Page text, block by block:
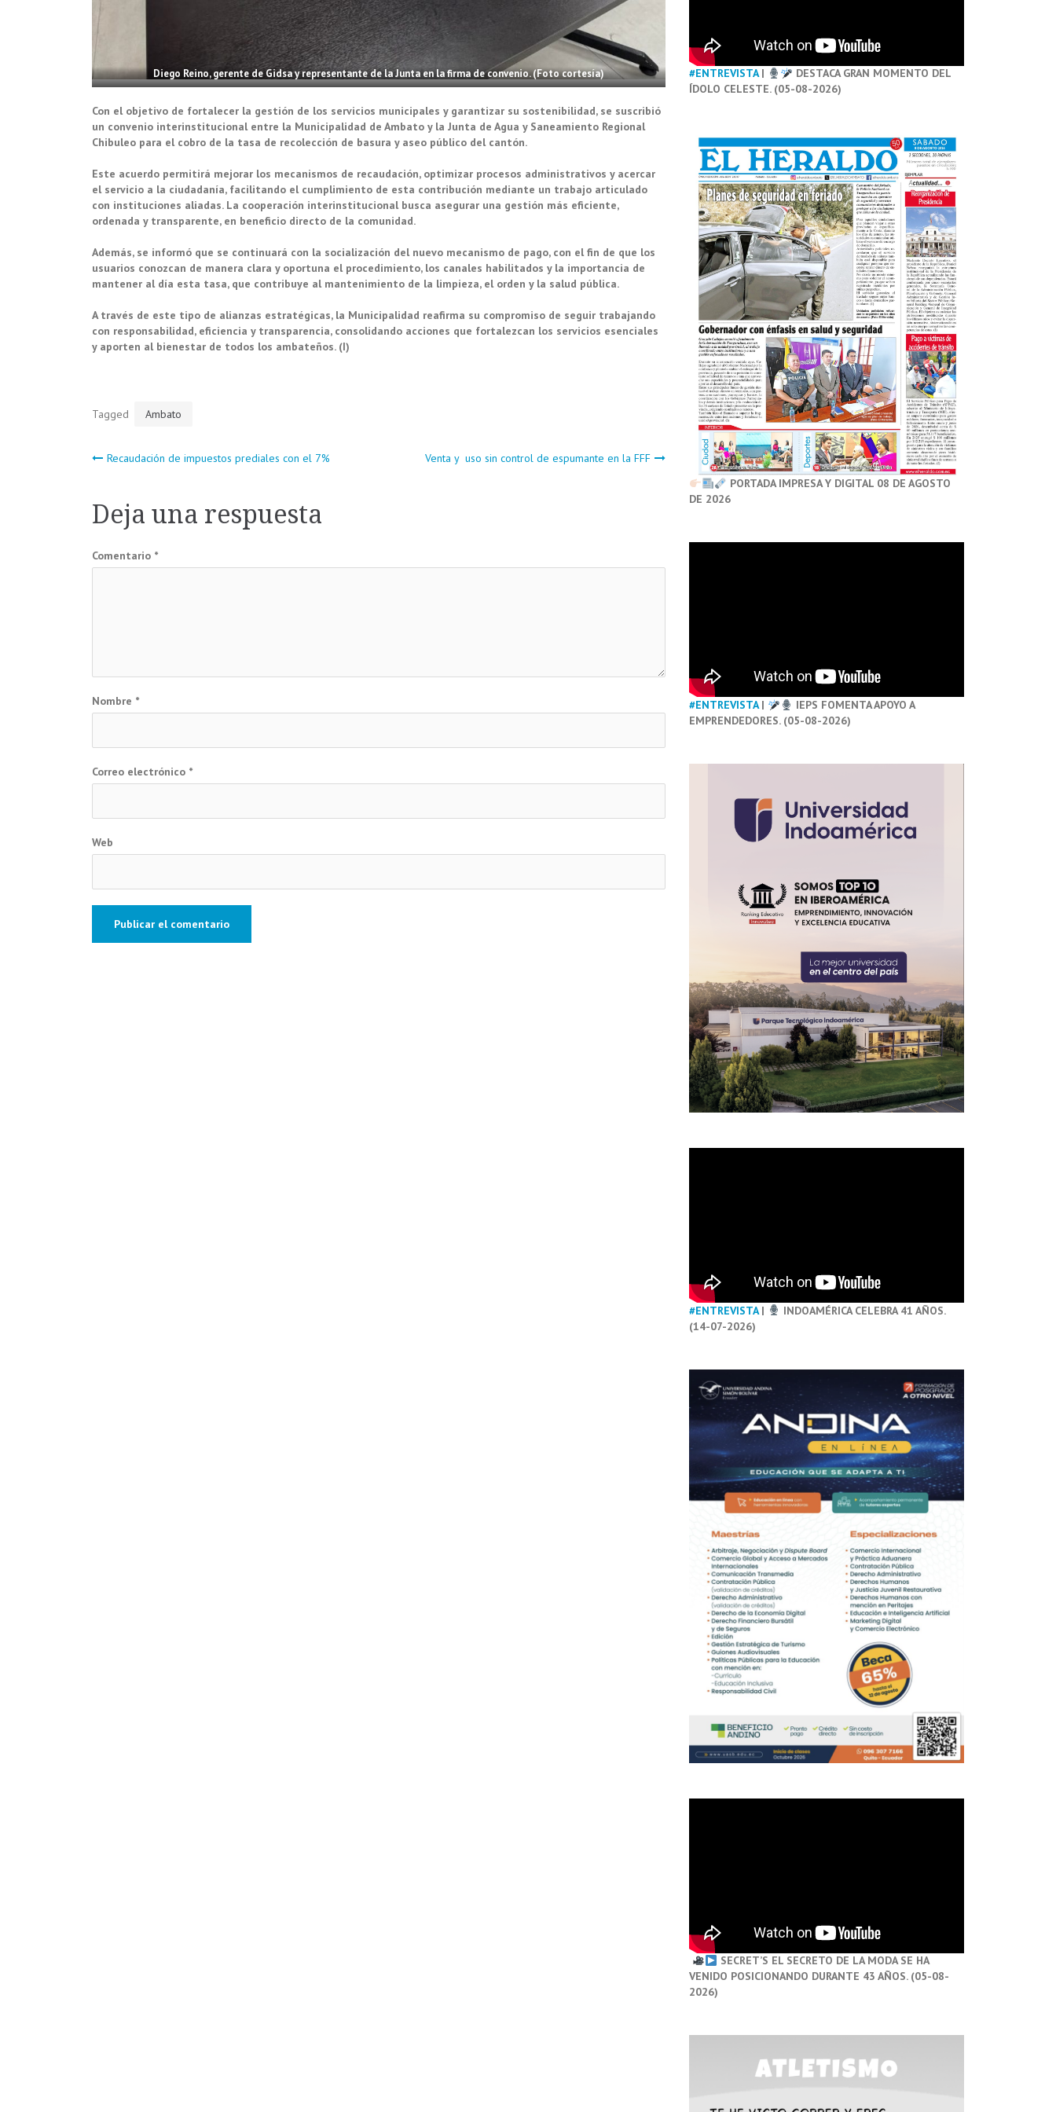
Diego Reino, gerente de Gidsa y representante de la Junta en la firma de convenio. (Foto cortesía)
Con el objetivo de fortalecer la gestión de los servicios municipales y garantizar su sostenibilidad, se suscribió
un convenio interinstitucional entre la Municipalidad de Ambato y la Junta de Agua y Saneamiento Regional
Chibuleo para el cobro de la tasa de recolección de basura y aseo público del cantón.
Este acuerdo permitirá mejorar los mecanismos de recaudación, optimizar procesos administrativos y acercar
el servicio a la ciudadanía, facilitando el cumplimiento de esta contribución mediante un trabajo articulado
con instituciones aliadas. La cooperación interinstitucional busca asegurar una gestión más eficiente,
ordenada y transparente, en beneficio directo de la comunidad.
Además, se informó que se continuará con la socialización del nuevo mecanismo de pago, con el fin de que los
usuarios conozcan de manera clara y oportuna el procedimiento, los canales habilitados y la importancia de
mantener al día esta tasa, que contribuye al mantenimiento de la limpieza, el orden y la salud pública.
A través de este tipo de alianzas estratégicas, la Municipalidad reafirma su compromiso de seguir trabajando
con responsabilidad, eficiencia y transparencia, consolidando acciones que fortalezcan los servicios esenciales
y aporten al bienestar de todos los ambateños. (I)
Tagged Ambato
Navegación
de
entradas
Recaudación de impuestos prediales con el 7% Venta y uso sin control de espumante en la FFF
Deja una respuesta
Comentario *
Nombre *
Correo electrónico *
Web
#ENTREVISTA|
DESTACA GRAN MOMENTO DEL
ÍDOLO CELESTE. (05-08-2026)
PORTADA IMPRESA Y DIGITAL 08 DE AGOSTO
DE 2026
#ENTREVISTA|
IEPS FOMENTA APOYO A
EMPRENDEDORES. (05-08-2026)
#ENTREVISTA|
INDOAMÉRICA CELEBRA 41 AÑOS.
(14-07-2026)
SECRET’S EL SECRETO DE LA MODA SE HA
VENIDO POSICIONANDO DURANTE 43 AÑOS. (05-08-
2026)